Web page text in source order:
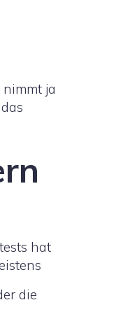
ja
hat
die